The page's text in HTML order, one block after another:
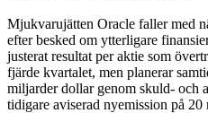
Mjukvarujätten Oracle faller med
efter besked om ytterligare
justerat resultat per aktie som
fjärde kvartalet, men planerar
miljarder dollar genom skuld- och
tidigare aviserad nyemission på